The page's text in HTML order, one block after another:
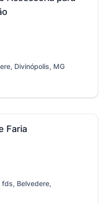
Divinópolis, MG
Faria
Belvedere,